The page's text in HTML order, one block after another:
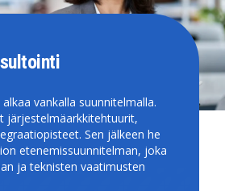
vankalla suunnitelmalla.
järjestelmäarkkitehtuurit,
Sen jälkeen he
etenemissuunnitelman, joka
ja teknisten vaatimusten